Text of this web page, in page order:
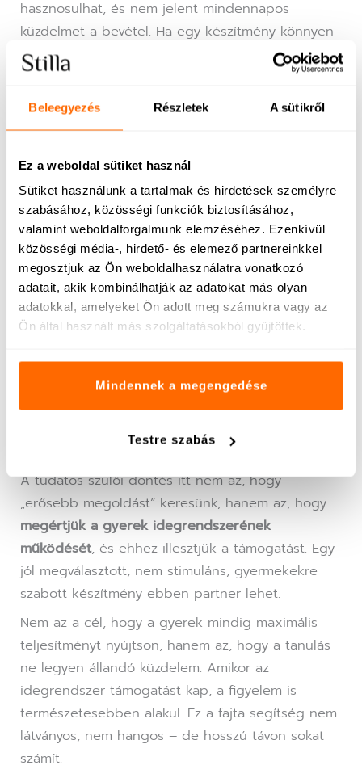
Beleegyezés Részletek A sütikről
Ez a weboldal sütiket használ
Sütiket használunk a tartalmak és hirdetések személyre
szabásához, közösségi funkciók biztosításához,
valamint weboldalforgalmunk elemzéséhez. Ezenkívül
közösségi média-, hirdető- és elemező partnereinkkel
megosztjuk az Ön weboldalhasználatra vonatkozó
adatait, akik kombinálhatják az adatokat más olyan
adatokkal, amelyeket Ön adott meg számukra vagy az
Ön által használt más szolgáltatásokból gyűjtöttek.
Mindennek a megengedése
Testre szabás
hasznosulhat, és nem jelent mindennapos
küzdelmet a bevétel. Ha egy készítmény könnyen
beilleszthető a reggeli vagy tanulás előtti rutinba,
az már önmagában csökkenti a stresszt – mind a
gyerek, mind a szülő számára.
Fontos a reális elvárás. Egy ilyen típusú támogatás
változtatja meg a gyerek személyiségét, és nem
old meg minden tanulási nehézséget. Amit
viszont adhat, az egykiegyensúlyozottabb
idegrendszeri állapot, kevesebb mentális
kifáradás és könnyebb ráhangolódás a
feladatokra. Ez gyakran már önmagában nagy
különbséget jelent a mindennapokban.
Szülőként az egyik legfontosabb felismerés az,
hogy a koncentráció támogatása nem a
teljesítmény erőltetéséről szól. Sokkal inkább arról,
hogy a gyermek megkapja azt a belső stabilitást,
amire szüksége van ahhoz, hogy a saját
tempójában tudjon tanulni, fejlődni és helytállni.
A tudatos szülői döntés itt nem az, hogy
„erősebb megoldást” keresünk, hanem az, hogy
megértjük a gyerek idegrendszerének
működését, és ehhez illesztjük a támogatást. Egy
jól megválasztott, nem stimuláns, gyermekekre
szabott készítmény ebben partner lehet.
Nem az a cél, hogy a gyerek mindig maximális
teljesítményt nyújtson, hanem az, hogy a tanulás
ne legyen állandó küzdelem. Amikor az
idegrendszer támogatást kap, a figyelem is
természetesebben alakul. Ez a fajta segítség nem
látványos, nem hangos – de hosszú távon sokat
számít.